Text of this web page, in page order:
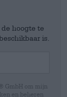
hoogte te
is.
GmbH om mijn
en beheren